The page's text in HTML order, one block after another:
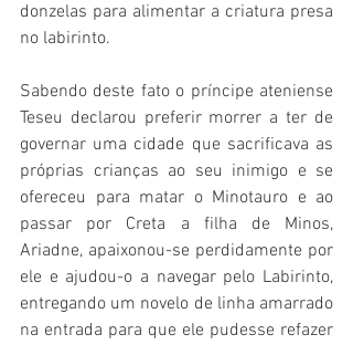
donzelas para alimentar a criatura presa
no labirinto.
Sabendo deste fato o príncipe ateniense
Teseu declarou preferir morrer a ter de
governar uma cidade que sacrificava as
próprias crianças ao seu inimigo e se
ofereceu para matar o Minotauro e ao
passar por Creta a filha de Minos,
Ariadne, apaixonou-se perdidamente por
ele e ajudou-o a navegar pelo Labirinto,
entregando um novelo de linha amarrado
na entrada para que ele pudesse refazer